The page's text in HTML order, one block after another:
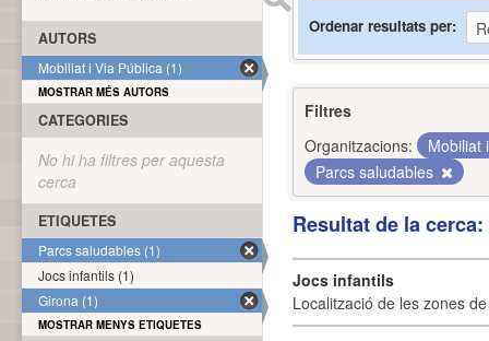
Ordenar resultats per
Filtres
Organitzacions:
Mobiliat
Parcs saludables
Resultat de la
Jocs infantils
Localització de les zones
AUTORS
Mobiliat i Via Pública (1)
MOSTRAR MÉS AUTORS
CATEGORIES
No hi ha filtres per aquesta
cerca
ETIQUETES
Parcs saludables (1)
Jocs infantils (1)
Girona (1)
MOSTRAR MENYS ETIQUETES